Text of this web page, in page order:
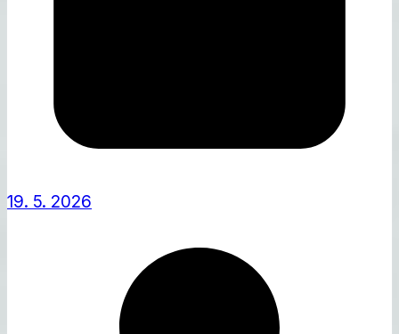
19. 5. 2026